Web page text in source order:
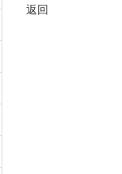
返回